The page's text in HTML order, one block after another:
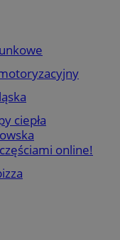
ciepła
online!